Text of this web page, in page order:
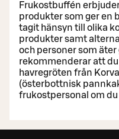
Frukostbuffén
produkter som ger en
tagit hänsyn till olika
produkter samt
och personer som
rekommenderar att
havregröten från
(österbottnisk
frukostpersonal om du